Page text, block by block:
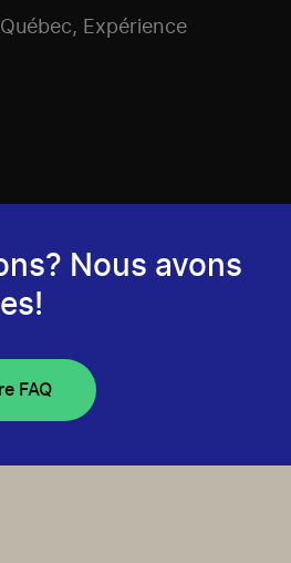
Expérience
Nous avons
FAQ